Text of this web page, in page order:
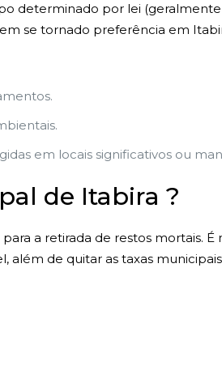
determinado por lei
se tornado preferência em
em locais significativos ou
de Itabira ?
a retirada de restos mortais. É
de quitar as taxas